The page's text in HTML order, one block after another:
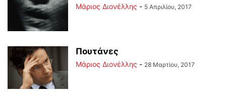
Μάριος Διονέλλης - 5 Απριλίου, 2017
Πουτάνες
Μάριος Διονέλλης - 28 Μαρτίου, 2017